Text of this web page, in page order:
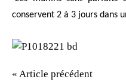
conservent 2 à 3 jours dans
« Article précédent